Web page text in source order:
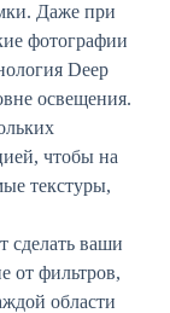
Даже при
фотографии
Deep
освещения.
чтобы на
текстуры,
сделать ваши
от фильтров,
области